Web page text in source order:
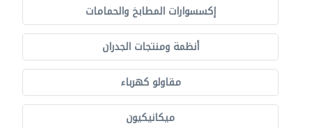
إكسسوارات المطابخ والحمامات
أنظمة ومنتجات الجدران
مقاولو كهرباء
ميكانيكيون